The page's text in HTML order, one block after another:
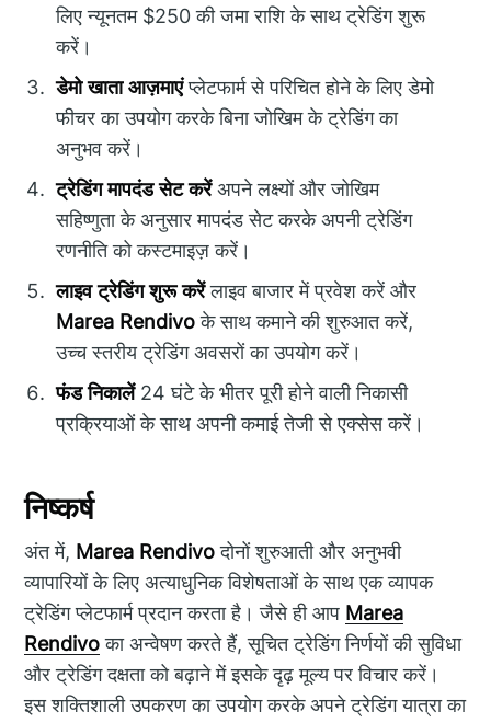
लिए न्यूनतम $250 की जमा राशि के साथ ट्रेडिंग शुरू
करें।
डेमो खाता आज़माएंप्लेटफार्म से परिचित होने के लिए डेमो
फीचर का उपयोग करके बिना जोखिम के ट्रेडिंग का
अनुभव करें।
ट्रेडिंग मापदंड सेट करेंअपने लक्ष्यों और जोखिम
सहिष्णुता के अनुसार मापदंड सेट करके अपनी ट्रेडिंग
रणनीति को कस्टमाइज़ करें।
लाइव ट्रेडिंग शुरू करेंलाइव बाजार में प्रवेश करें और
Marea Rendivoके साथ कमाने की शुरुआत करें,
उच्च स्तरीय ट्रेडिंग अवसरों का उपयोग करें।
फंड निकालें24 घंटे के भीतर पूरी होने वाली निकासी
प्रक्रियाओं के साथ अपनी कमाई तेजी से एक्सेस करें।
निष्कर्ष
अंत में, Marea Rendivoदोनों शुरुआती और अनुभवी
व्यापारियों के लिए अत्याधुनिक विशेषताओं के साथ एक व्यापक
ट्रेडिंग प्लेटफार्म प्रदान करता है। जैसे ही आप Marea
Rendivoका अन्वेषण करते हैं, सूचित ट्रेडिंग निर्णयों की सुविधा
और ट्रेडिंग दक्षता को बढ़ाने में इसके दृढ़ मूल्य पर विचार करें।
इस शक्तिशाली उपकरण का उपयोग करके अपने ट्रेडिंग यात्रा का